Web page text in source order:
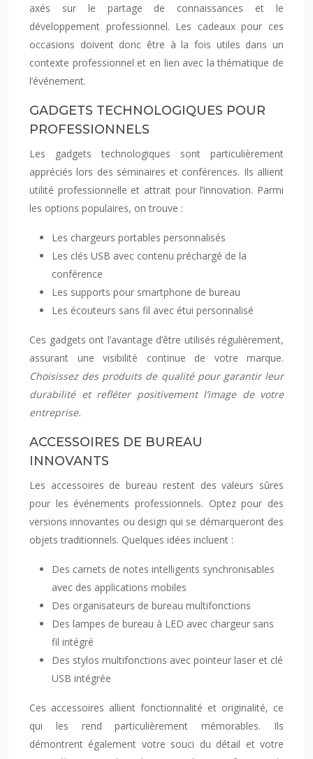
axés sur le partage de connaissances et le
développement professionnel. Les cadeaux pour ces
occasions doivent donc être à la fois utiles dans un
contexte professionnel et en lien avec la thématique de
l’événement.
GADGETS TECHNOLOGIQUES POUR
PROFESSIONNELS
Les gadgets technologiques sont particulièrement
appréciés lors des séminaires et conférences. Ils allient
utilité professionnelle et attrait pour l’innovation. Parmi
les options populaires, on trouve :
Les chargeurs portables personnalisés
Les clés USB avec contenu préchargé de la
conférence
Les supports pour smartphone de bureau
Les écouteurs sans fil avec étui personnalisé
Ces gadgets ont l’avantage d’être utilisés régulièrement,
assurant une visibilité continue de votre marque.
Choisissez des produits de qualité pour garantir leur
durabilité et refléter positivement l’image de votre
entreprise.
ACCESSOIRES DE BUREAU
INNOVANTS
Les accessoires de bureau restent des valeurs sûres
pour les événements professionnels. Optez pour des
versions innovantes ou design qui se démarqueront des
objets traditionnels. Quelques idées incluent :
Des carnets de notes intelligents synchronisables
avec des applications mobiles
Des organisateurs de bureau multifonctions
Des lampes de bureau à LED avec chargeur sans
fil intégré
Des stylos multifonctions avec pointeur laser et clé
USB intégrée
Ces accessoires allient fonctionnalité et originalité, ce
qui les rend particulièrement mémorables. Ils
démontrent également votre souci du détail et votre